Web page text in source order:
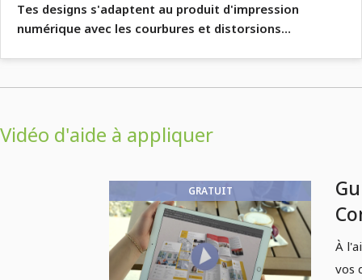
Tes designs s'adaptent au produit d'impression
numérique avec les courbures et distorsions
Vidéo d'aide à appliquer
GRATUIT
À
vos